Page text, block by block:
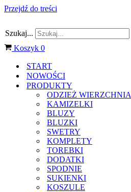
Przejdź do treści
Szukaj...
Koszyk 0
START
NOWOŚCI
PRODUKTY
ODZIEŻ WIERZCHNIA
KAMIZELKI
BLUZY
BLUZKI
SWETRY
KOMPLETY
TOREBKI
DODATKI
SPODNIE
SUKIENKI
KOSZULE